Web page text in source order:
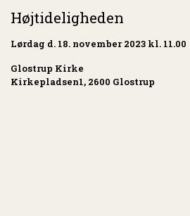
Højtideligheden
Lørdag d. 18. november 2023 kl. 11.00
Glostrup Kirke
Kirkepladsen1, 2600 Glostrup